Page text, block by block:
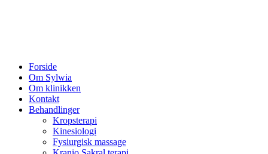
Close
Menu
Forside
Om Sylwia
Om klinikken
Kontakt
Behandlinger
Kropsterapi
Kinesiologi
Fysiurgisk massage